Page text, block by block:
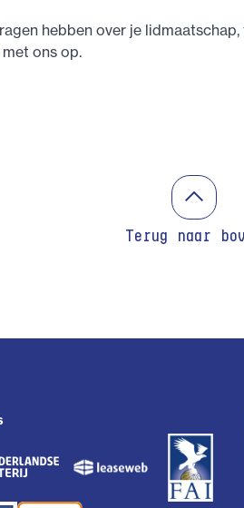
hebben over je
ons op.
Terug naar